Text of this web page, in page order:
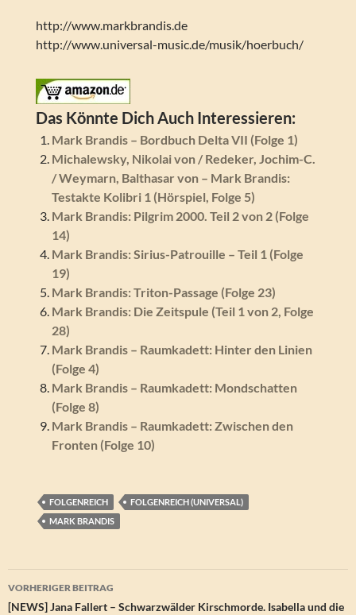
http://www.markbrandis.de
http://www.universal-music.de/musik/hoerbuch/
Das Könnte Dich Auch Interessieren:
Mark Brandis – Bordbuch Delta VII (Folge 1)
Michalewsky, Nikolai von / Redeker, Jochim-C.
/ Weymarn, Balthasar von – Mark Brandis:
Testakte Kolibri 1 (Hörspiel, Folge 5)
Mark Brandis: Pilgrim 2000. Teil 2 von 2 (Folge
14)
Mark Brandis: Sirius-Patrouille – Teil 1 (Folge
19)
Mark Brandis: Triton-Passage (Folge 23)
Mark Brandis: Die Zeitspule (Teil 1 von 2, Folge
28)
Mark Brandis – Raumkadett: Hinter den Linien
(Folge 4)
Mark Brandis – Raumkadett: Mondschatten
(Folge 8)
Mark Brandis – Raumkadett: Zwischen den
Fronten (Folge 10)
FOLGENREICH
FOLGENREICH (UNIVERSAL)
MARK BRANDIS
Beitragsnavigation
VORHERIGER BEITRAG
[NEWS] Jana Fallert – Schwarzwälder Kirschmorde. Isabella und die